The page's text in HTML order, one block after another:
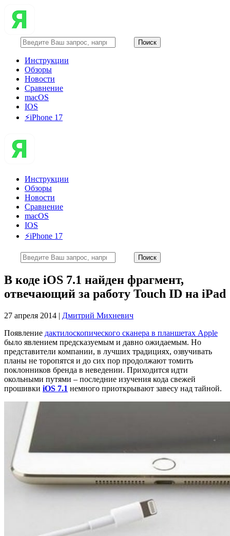
Инструкции
Обзоры
Новости
Сравнение
macOS
IOS
⚡️iPhone 17
Инструкции
Обзоры
Новости
Сравнение
macOS
IOS
⚡️iPhone 17
В коде iOS 7.1 найден фрагмент,
отвечающий за работу Touch ID на iPad
27 апреля 2014 | Дмитрий Михневич
Появление дактилоскопического сканера в планшетах Apple
было явлением предсказуемым и давно ожидаемым. Но
представители компании, в лучших традициях, озвучивать
планы не торопятся и до сих пор продолжают томить
поклонников бренда в неведении. Приходится идти
окольными путями – последние изучения кода свежей
прошивки iOS 7.1 немного приоткрывают завесу над тайной.